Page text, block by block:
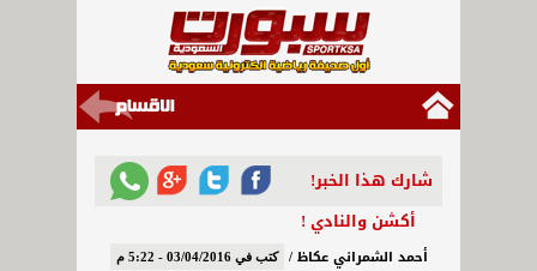
شارك هذا الخبر!
أكشن والنادي !
أحمد الشمراني عكاظ / كتب في 03/04/2016 - 5:22 م